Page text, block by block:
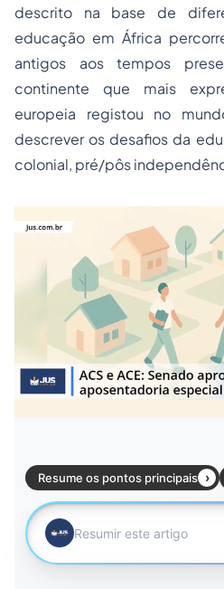
descrito na base de
educação em África
antigos aos tempos
continente que mais
europeia registou no
descrever os desafios da
colonial, pré/pôs